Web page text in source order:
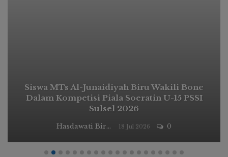
Siswa MTs Al-Junaidiyah Biru Wakili Bone
Dalam Kompetisi Piala Soeratin U-15 PSSI
Sulsel 2026
Hasdawati Biru 18 Jul 2026 0